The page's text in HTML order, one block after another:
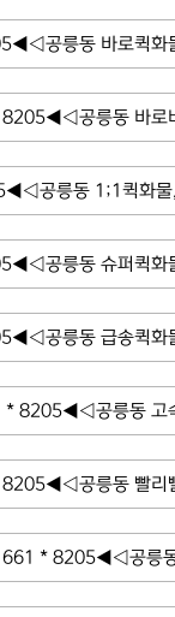
공릉동 바로퀵화
공릉동 바로
공릉동 1;1퀵화
공릉동 슈퍼퀵화
공릉동 급송퀵화
8205◀◁공릉동 고
공릉동 빨리
* 8205◀◁공릉